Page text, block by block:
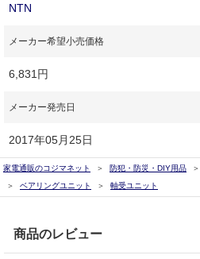
NTN
メーカー希望小売価格
6,831円
メーカー発売日
2017年05月25日
家電通販のコジマネット 防犯・防災・DIY用品
ベアリングユニット
軸受ユニット
商品のレビュー